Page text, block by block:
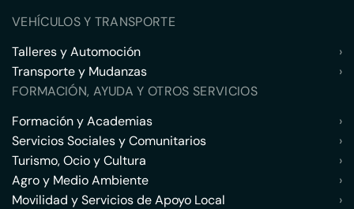
VEHÍCULOS Y TRANSPORTE
Talleres y Automoción
›
Transporte y Mudanzas
›
FORMACIÓN, AYUDA Y OTROS SERVICIOS
Formación y Academias
›
Servicios Sociales y Comunitarios
›
Turismo, Ocio y Cultura
›
Agro y Medio Ambiente
›
Movilidad y Servicios de Apoyo Local
›